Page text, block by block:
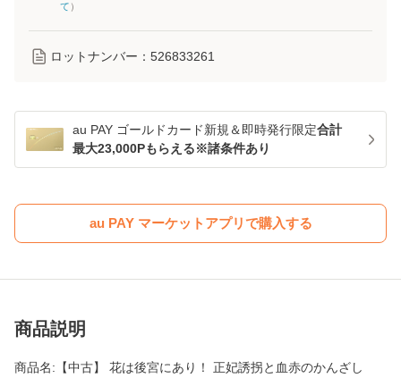
て ）
ロットナンバー： 526833261
au PAY ゴールドカード新規＆即時発行限定合計
最大23,000Pもらえる※諸条件あり
au PAY マーケットアプリで購入する
商品説明
商品名:【中古】 花は後宮にあり！ 正妃誘拐と血赤のかんざし